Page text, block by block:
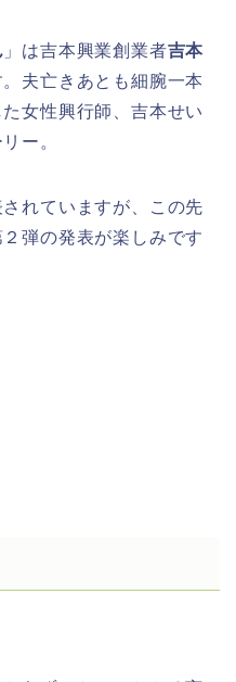
」は吉本興業創業者吉本
夫亡きあとも細腕一本
女性興行師、吉本せい
ー。
れていますが、この先
弾の発表が楽しみです